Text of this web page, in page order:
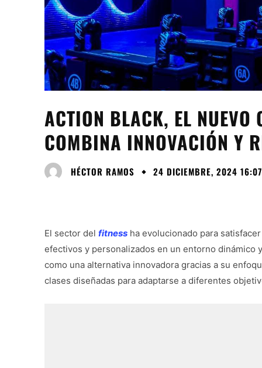
ACTION BLACK, EL NUEVO
COMBINA INNOVACIÓN Y
HÉCTOR RAMOS 24 DICIEMBRE, 2024 16:07
El sector del fitness ha evolucionado para
efectivos y personalizados en un entorno dinámico
como una alternativa innovadora gracias a su
clases diseñadas para adaptarse a diferentes